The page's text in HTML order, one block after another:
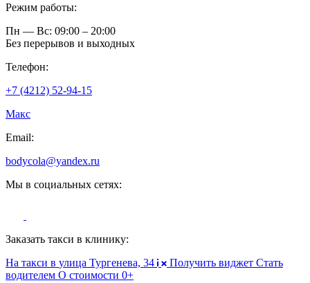
Режим работы:
Пн — Вс: 09:00 – 20:00
Без перерывов и выходных
Телефон:
+7 (4212) 52-94-15
Макс
Email:
bodycola@yandex.ru
Мы в социальных сетях:
Заказать такси в клинику:
На такси в улица Тургенева, 34 Получить виджет Стать
водителем О стоимости 0+